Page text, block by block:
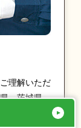
理解いただ
、茨城県、
地をお伺い